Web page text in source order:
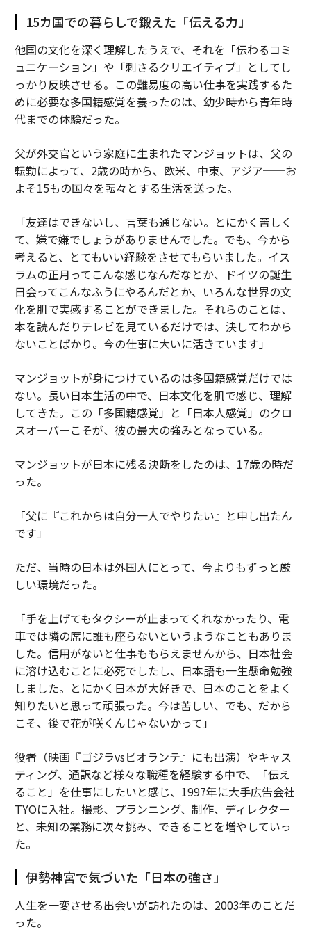
15カ国での暮らしで鍛えた「伝える力」
他国の文化を深く理解したうえで、それを「伝わるコミ
ュニケーション」や「刺さるクリエイティブ」としてし
っかり反映させる。この難易度の高い仕事を実践するた
めに必要な多国籍感覚を養ったのは、幼少時から青年時
代までの体験だった。
父が外交官という家庭に生まれたマンジョットは、父の
転勤によって、2歳の時から、欧米、中東、アジア──お
よそ15もの国々を転々とする生活を送った。
「友達はできないし、言葉も通じない。とにかく苦しく
て、嫌で嫌でしょうがありませんでした。でも、今から
考えると、とてもいい経験をさせてもらいました。イス
ラムの正月ってこんな感じなんだなとか、ドイツの誕生
日会ってこんなふうにやるんだとか、いろんな世界の文
化を肌で実感することができました。それらのことは、
本を読んだりテレビを見ているだけでは、決してわから
ないことばかり。今の仕事に大いに活きています」
マンジョットが身につけているのは多国籍感覚だけでは
ない。長い日本生活の中で、日本文化を肌で感じ、理解
してきた。この「多国籍感覚」と「日本人感覚」のクロ
スオーバーこそが、彼の最大の強みとなっている。
マンジョットが日本に残る決断をしたのは、17歳の時だ
った。
「父に『これからは自分一人でやりたい』と申し出たん
です」
ただ、当時の日本は外国人にとって、今よりもずっと厳
しい環境だった。
「手を上げてもタクシーが止まってくれなかったり、電
車では隣の席に誰も座らないというようなこともありま
した。信用がないと仕事ももらえませんから、日本社会
に溶け込むことに必死でしたし、日本語も一生懸命勉強
しました。とにかく日本が大好きで、日本のことをよく
知りたいと思って頑張った。今は苦しい、でも、だから
こそ、後で花が咲くんじゃないかって」
役者（映画『ゴジラvsビオランテ』にも出演）やキャス
ティング、通訳など様々な職種を経験する中で、「伝え
ること」を仕事にしたいと感じ、1997年に大手広告会社
TYOに入社。撮影、プランニング、制作、ディレクター
と、未知の業務に次々挑み、できることを増やしていっ
た。
伊勢神宮で気づいた「日本の強さ」
人生を一変させる出会いが訪れたのは、2003年のことだ
った。